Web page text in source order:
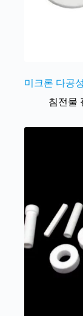
미크론 다공
침전물